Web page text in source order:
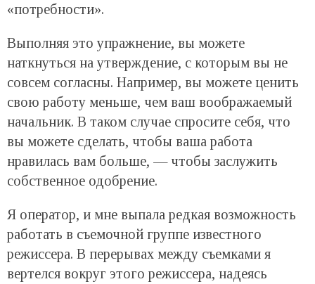
«потребности».
Выполняя это упражнение, вы можете
наткнуться на утверждение, с которым вы не
совсем согласны. Например, вы можете ценить
свою работу меньше, чем ваш воображаемый
начальник. В таком случае спросите себя, что
вы можете сделать, чтобы ваша работа
нравилась вам больше, — чтобы заслужить
собственное одобрение.
Я оператор, и мне выпала редкая возможность
работать в съемочной группе известного
режиссера. В перерывах между съемками я
вертелся вокруг этого режиссера, надеясь